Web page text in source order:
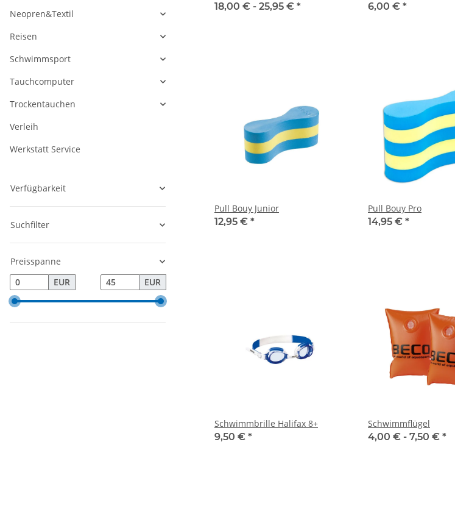
18,00 € - 25,95 € *
6,00 € *
Pull Bouy Junior
12,95 € *
Pull Bouy Pro
14,95 € *
Schwimmbrille Halifax 8+
9,50 € *
Schwimmflügel
4,00 € - 7,50 € *
Neopren&Textil
Reisen
Schwimmsport
Tauchcomputer
Trockentauchen
Verleih
Werkstatt Service
Verfügbarkeit
Suchfilter
Preisspanne
EUR
EUR